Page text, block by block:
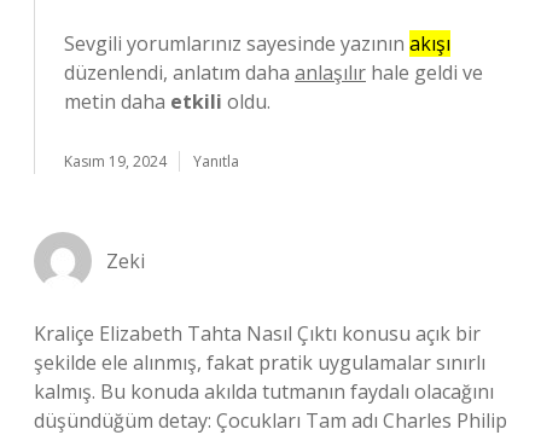
Sevgili yorumlarınız sayesinde yazının akışı
düzenlendi, anlatım daha anlaşılır hale geldi ve
metin daha etkili oldu.
Kasım 19, 2024 Yanıtla
Zeki
Kraliçe Elizabeth Tahta Nasıl Çıktı konusu açık bir
şekilde ele alınmış, fakat pratik uygulamalar sınırlı
kalmış. Bu konuda akılda tutmanın faydalı olacağını
düşündüğüm detay: Çocukları Tam adı Charles Philip